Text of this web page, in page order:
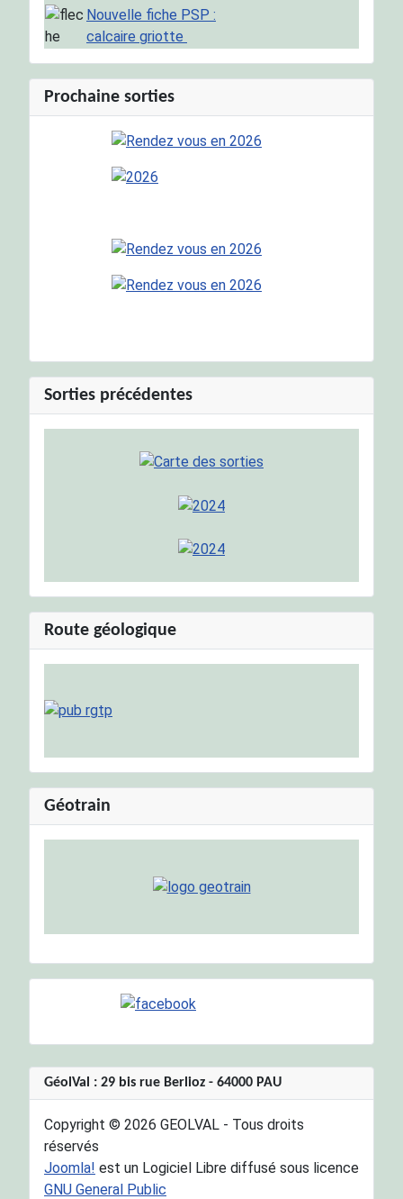
Nouvelle fiche PSP :
calcaire griotte
Prochaine sorties
Sorties précédentes
Route géologique
Géotrain
GéolVal : 29 bis rue Berlioz - 64000 PAU
Copyright © 2026 GEOLVAL - Tous droits
réservés
Joomla! est un Logiciel Libre diffusé sous licence
GNU General Public